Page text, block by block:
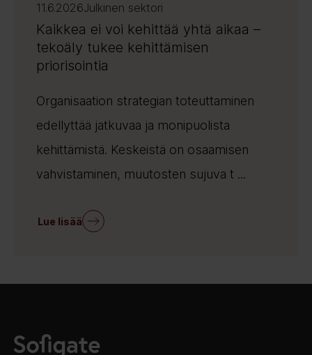
11.6.2026Julkinen sektori
Kaikkea ei voi kehittää yhtä aikaa –
tekoäly tukee kehittämisen
priorisointia
Organisaation strategian toteuttaminen
edellyttää jatkuvaa ja monipuolista
kehittämistä. Keskeistä on osaamisen
vahvistaminen, muutosten sujuva t ...
Lue lisää